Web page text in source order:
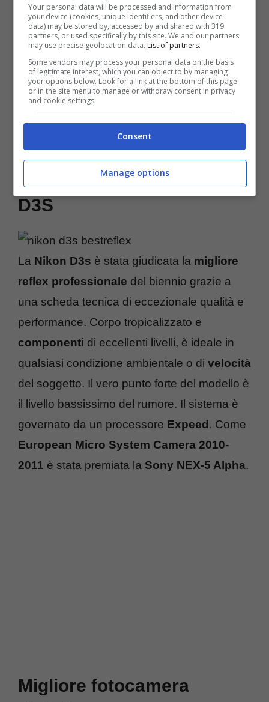
stabilizzatore d?immagineper combattere i
tremolii conzoom così spinti, salva in formato
.raw, registra in Full HD, raggiunge una
sensibilità ISOfino a 6400 e monta uno
schermoorientabile da 3 pollici.
European Professional
Camera 2010-2011 – Nikon
D3S
La Nikon D3s è stata giudicata la migliore
reflex professionale del biennio grazie a
una scheda tecnica di eccezionale qualità e
performance. Corpo tropicalizzato e
componenti di eccellenti livelli, è ideale in
qualsiasi condizione ambientale o di velocità
del soggetto. Il vero punto forte del modello è
il livello bassissimo del rumore. Il sistema è
governato da un processore Expeed. Come
European Micro System Camera 2010-
2011 è stata premiata la Sony NEX-5 Alpha.
Migliore fotocamera
Your personal data will be processed and information from
your device (cookies, unique identifiers, and other device
data) may be stored by, accessed by and shared with 319
partners, or used specifically by this site. We and our partners
may use precise geolocation data. List of partners.
Some vendors may process your personal data on the basis
of legitimate interest, which you can object to by managing
your options below. Look for a link at the bottom of this page
or in the site menu to manage or withdraw consent in privacy
and cookie settings.
Consent
Manage options